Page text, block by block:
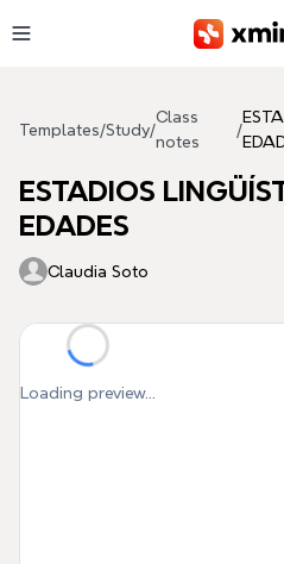
Templates/Study/
Class
notes
/
ESTADIOS
EDADES
Claudia Soto
Loading preview...